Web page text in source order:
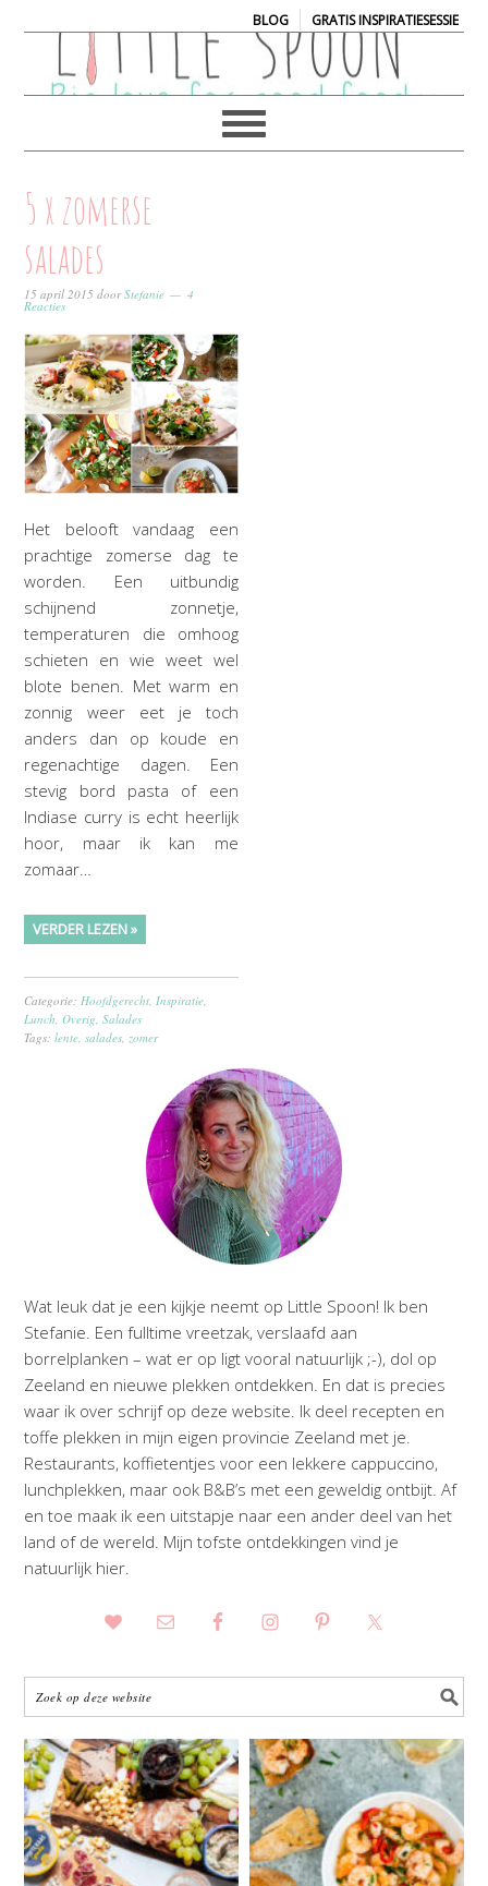
BLOG| GRATIS INSPIRATIESESSIE
5 x zomerse
salades
15 april 2015 doorStefanie 4
Reacties
Het belooft vandaag een
prachtige zomerse dag te
worden. Een uitbundig
schijnend zonnetje,
temperaturen die omhoog
schieten en wie weet wel
blote benen. Met warm en
zonnig weer eet je toch
anders dan op koude en
regenachtige dagen. Een
stevig bord pasta of een
Indiase curry is echt heerlijk
hoor, maar ik kan me
zomaar…
VERDER LEZEN »
Categorie:Hoofdgerecht,Inspiratie,
Lunch,Overig,Salades
Tags:lente,salades,zomer
Wat leuk dat je een kijkje neemt op Little Spoon! Ik ben
Stefanie. Een fulltime vreetzak, verslaafd aan
borrelplanken – wat er op ligt vooral natuurlijk ;-), dol op
Zeeland en nieuwe plekken ontdekken. En dat is precies
waar ik over schrijf op deze website. Ik deel recepten en
toffe plekken in mijn eigen provincie Zeeland met je.
Restaurants, koffietentjes voor een lekkere cappuccino,
lunchplekken, maar ook B&B’s met een geweldig ontbijt. Af
en toe maak ik een uitstapje naar een ander deel van het
land of de wereld. Mijn tofste ontdekkingen vind je
natuurlijk hier.